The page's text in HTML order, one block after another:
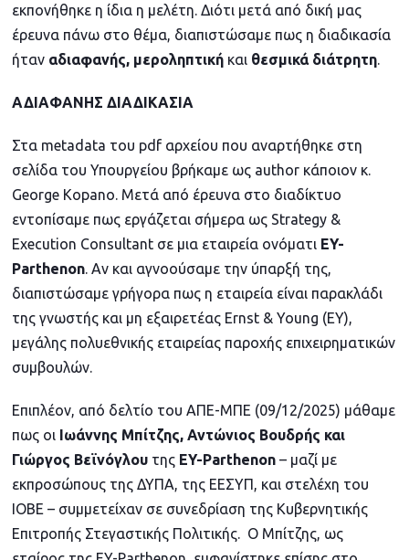
εκπονήθηκε η ίδια η μελέτη. Διότι μετά από δική μας
έρευνα πάνω στο θέμα, διαπιστώσαμε πως η διαδικασία
ήταν αδιαφανής, μεροληπτική και θεσμικά διάτρητη
ΑΔΙΑΦΑΝΗΣ ΔΙΑΔΙΚΑΣΙΑ
Στα metadata του pdf αρχείου που αναρτήθηκε στη
σελίδα του Υπουργείου βρήκαμε ως author κάποιον κ.
George Kopano. Μετά από έρευνα στο διαδίκτυο
εντοπίσαμε πως εργάζεται σήμερα ως Strategy &
Execution Consultant σε μια εταιρεία ονόματι EY-
Parthenon . Αν και αγνοούσαμε την ύπαρξή της,
διαπιστώσαμε γρήγορα πως η εταιρεία είναι παρακλάδι
της γνωστής και μη εξαιρετέας Ernst & Young (ΕΥ),
μεγάλης πολυεθνικής εταιρείας παροχής επιχειρηματικών
συμβουλών.
Επιπλέον, από δελτίο του ΑΠΕ-ΜΠΕ (09/12/2025) μάθαμε
πως οι Ιωάννης Μπίτζης, Αντώνιος Βουδρής και
Γιώργος Βεϊνόγλου της EY-Parthenon – μαζί με
εκπροσώπους της ΔΥΠΑ, της ΕΕΣΥΠ, και στελέχη του
ΙΟΒΕ – συμμετείχαν σε συνεδρίαση της Κυβερνητικής
Επιτροπής Στεγαστικής Πολιτικής. Ο Μπίτζης, ως